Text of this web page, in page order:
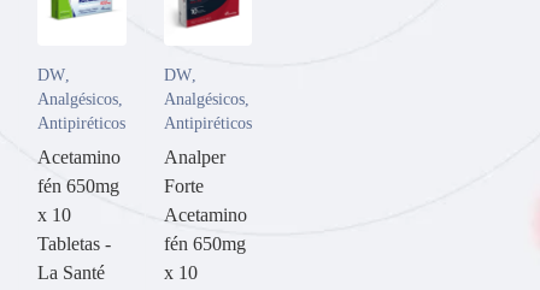
DW,
Analgésicos,
Antipiréticos
Acetamino
fén 650mg
x 10
Tabletas -
La Santé
DW,
Analgésicos,
Antipiréticos
Analper
Forte
Acetamino
fén 650mg
x 10